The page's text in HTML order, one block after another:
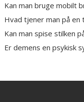
Kan man bruge mobilt
Hvad tjener man på en
Kan man spise stilken
Er demens en psykisk